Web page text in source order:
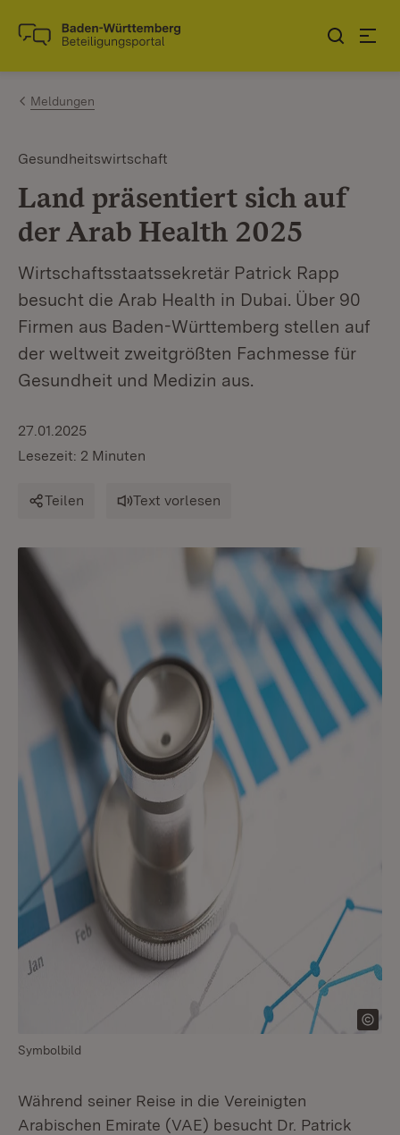
Zum Inhalt springen
Link zur Startseite
Meldungen
Gesundheitswirtschaft
Land präsentiert sich auf
der Arab Health 2025
Wirtschaftsstaatssekretär Patrick Rapp
besucht die Arab Health in Dubai. Über 90
Firmen aus Baden-Württemberg stellen auf
der weltweit zweitgrößten Fachmesse für
Gesundheit und Medizin aus.
27.01.2025
Lesezeit: 2 Minuten
Teilen Text vorlesen
Symbolbild
Während seiner Reise in die Vereinigten
Arabischen Emirate (VAE) besucht Dr. Patrick